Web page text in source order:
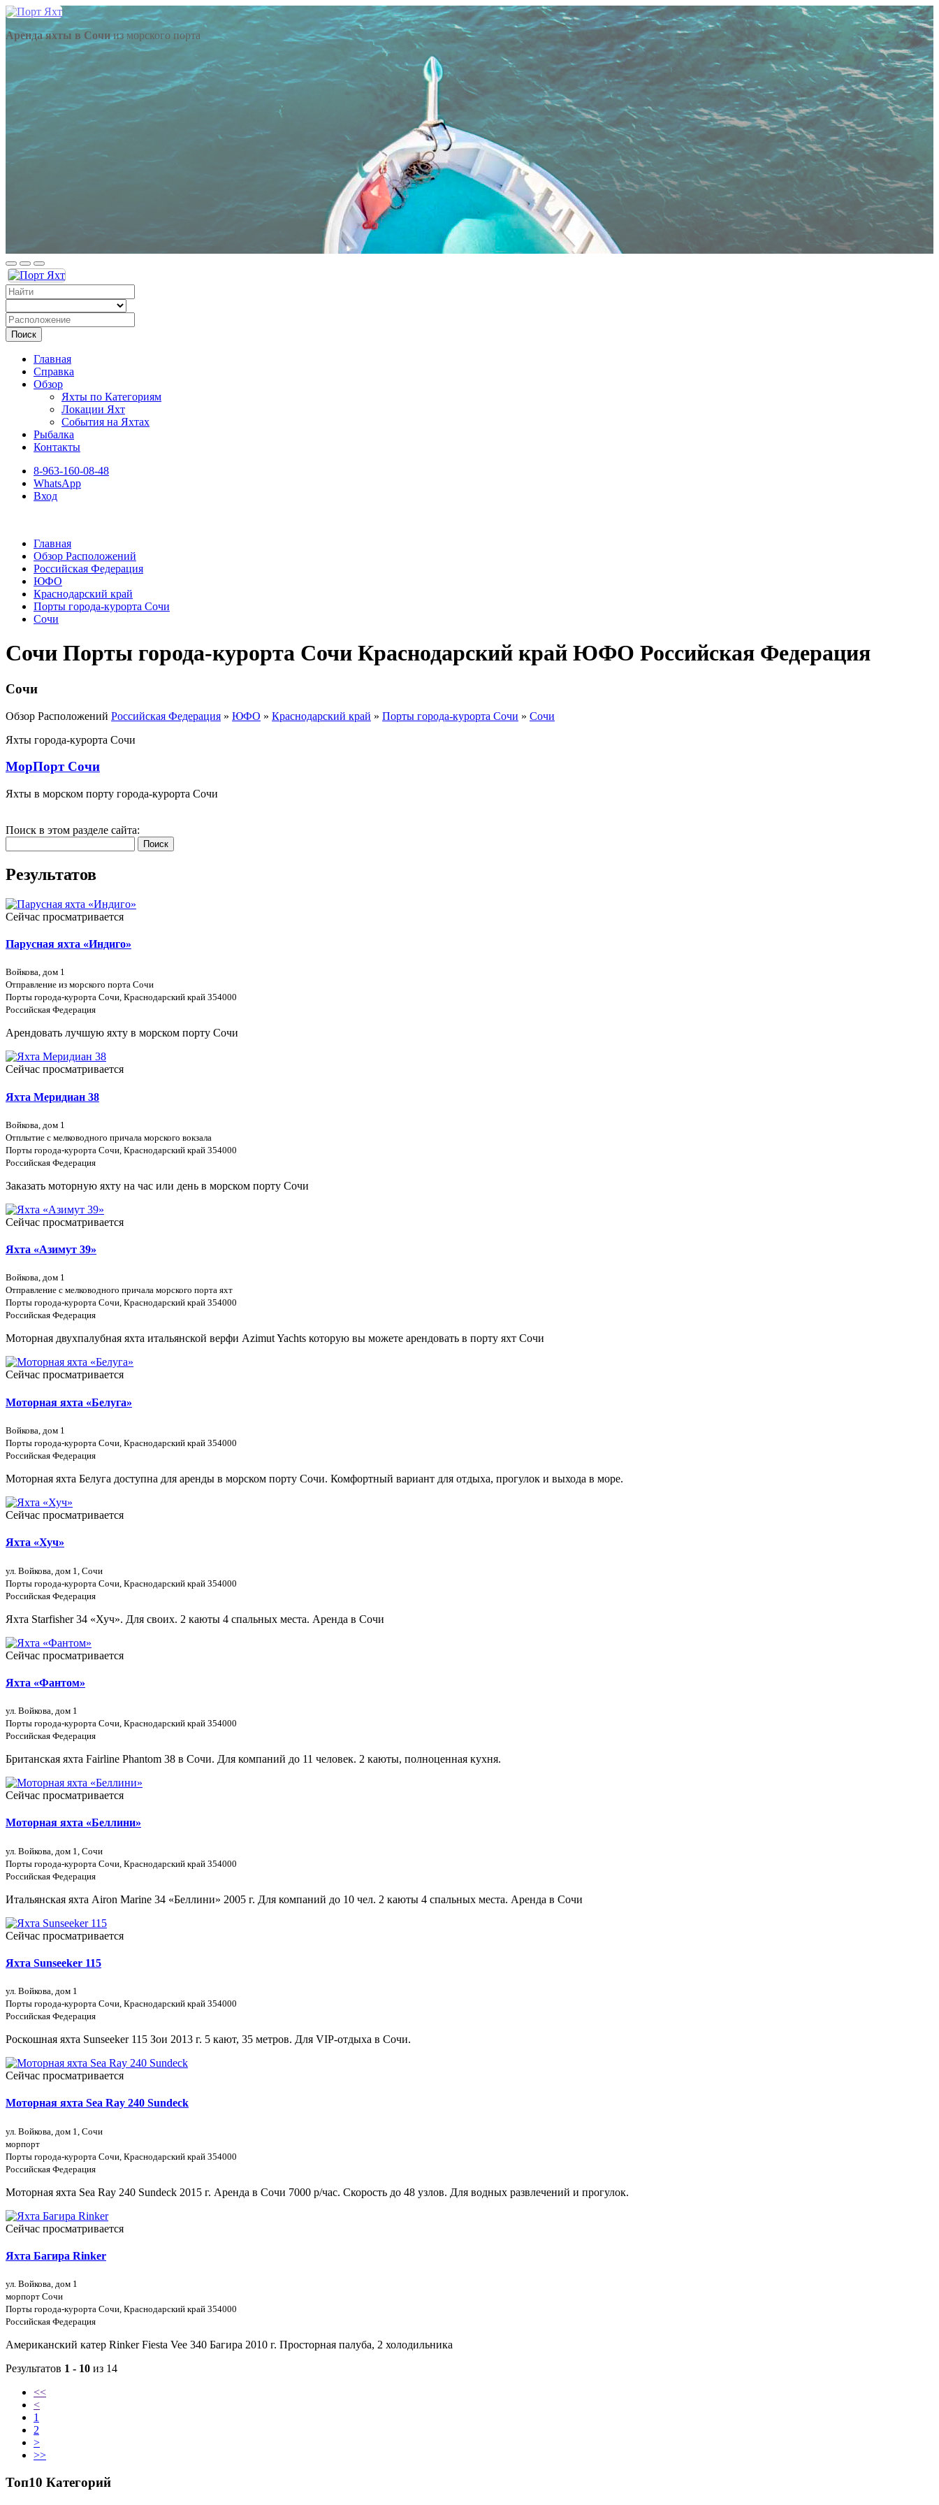
Аренда яхты в Сочииз морского порта
Поиск
Главная
Справка
Обзор
Яхты по Категориям
Локации Яхт
События на Яхтах
Рыбалка
Контакты
8-963-160-08-48
WhatsApp
Вход
Главная
Обзор Расположений
Российская Федерация
ЮФО
Краснодарский край
Порты города-курорта Сочи
Сочи
Сочи Порты города-курорта Сочи Краснодарский край ЮФО Российская Федерация
Сочи
Обзор Расположений Российская Федерация » ЮФО » Краснодарский край » Порты города-курорта Сочи » Сочи
Яхты города-курорта Сочи
МорПорт Сочи
Яхты в морском порту города-курорта Сочи
Поиск в этом разделе сайта:
Поиск
Результатов
Сейчас просматривается
Парусная яхта «Индиго»
Войкова, дом 1
Отправление из морского порта Сочи
Порты города-курорта Сочи, Краснодарский край 354000
Российская Федерация
Арендовать лучшую яхту в морском порту Сочи
Сейчас просматривается
Яхта Меридиан 38
Войкова, дом 1
Отплытие с мелководного причала морского вокзала
Порты города-курорта Сочи, Краснодарский край 354000
Российская Федерация
Заказать моторную яхту на час или день в морском порту Сочи
Сейчас просматривается
Яхта «Азимут 39»
Войкова, дом 1
Отправление с мелководного причала морского порта яхт
Порты города-курорта Сочи, Краснодарский край 354000
Российская Федерация
Моторная двухпалубная яхта итальянской верфи Azimut Yachts которую вы можете арендовать в порту яхт Сочи
Сейчас просматривается
Моторная яхта «Белуга»
Войкова, дом 1
Порты города-курорта Сочи, Краснодарский край 354000
Российская Федерация
Моторная яхта Белуга доступна для аренды в морском порту Сочи. Комфортный вариант для отдыха, прогулок и выхода в море.
Сейчас просматривается
Яхта «Хуч»
ул. Войкова, дом 1, Сочи
Порты города-курорта Сочи, Краснодарский край 354000
Российская Федерация
Яхта Starfisher 34 «Хуч». Для своих. 2 каюты 4 спальных места. Аренда в Сочи
Сейчас просматривается
Яхта «Фантом»
ул. Войкова, дом 1
Порты города-курорта Сочи, Краснодарский край 354000
Российская Федерация
Британская яхта Fairline Phantom 38 в Сочи. Для компаний до 11 человек. 2 каюты, полноценная кухня.
Сейчас просматривается
Моторная яхта «Беллини»
ул. Войкова, дом 1, Сочи
Порты города-курорта Сочи, Краснодарский край 354000
Российская Федерация
Итальянская яхта Airon Marine 34 «Беллини» 2005 г. Для компаний до 10 чел. 2 каюты 4 спальных места. Аренда в Сочи
Сейчас просматривается
Яхта Sunseeker 115
ул. Войкова, дом 1
Порты города-курорта Сочи, Краснодарский край 354000
Российская Федерация
Роскошная яхта Sunseeker 115 Зои 2013 г. 5 кают, 35 метров. Для VIP-отдыха в Сочи.
Сейчас просматривается
Моторная яхта Sea Ray 240 Sundeck
ул. Войкова, дом 1, Сочи
морпорт
Порты города-курорта Сочи, Краснодарский край 354000
Российская Федерация
Моторная яхта Sea Ray 240 Sundeck 2015 г. Аренда в Сочи 7000 р/час. Скорость до 48 узлов. Для водных развлечений и прогулок.
Сейчас просматривается
Яхта Багира Rinker
ул. Войкова, дом 1
морпорт Сочи
Порты города-курорта Сочи, Краснодарский край 354000
Российская Федерация
Американский катер Rinker Fiesta Vee 340 Багира 2010 г. Просторная палуба, 2 холодильника
Результатов 1 - 10 из 14
<<
<
1
2
>
>>
Топ10 Категорий